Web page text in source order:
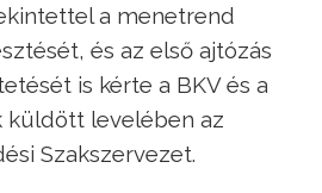
a menetrend
és az első ajtózás
is kérte a BKV és a
küldött levelében az
Szakszervezet.